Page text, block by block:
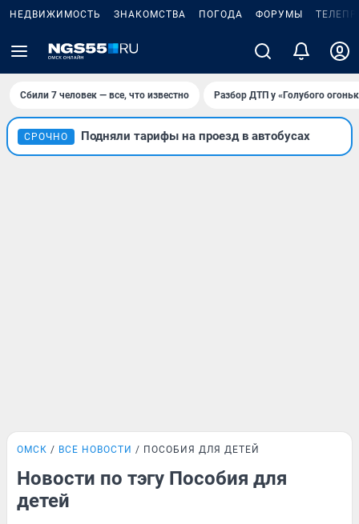
НЕДВИЖИМОСТЬ ЗНАКОМСТВА ПОГОДА ФОРУМЫ
Сбили 7 человек — все, что известно Разбор ДТП у «Голубого
СРОЧНО Подняли тарифы на проезд в автобусах
ОМСК ВСЕ НОВОСТИ ПОСОБИЯ ДЛЯ ДЕТЕЙ
Новости по тэгу Пособия для
детей